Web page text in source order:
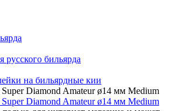
бильярда
на бильярдные кии
Diamond Amateur ø14 мм Medium